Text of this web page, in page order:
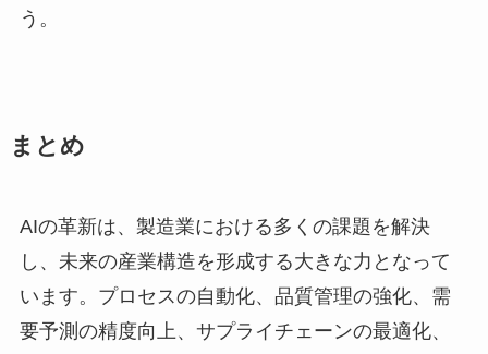
う。
まとめ
AIの革新は、製造業における多くの課題を解決
し、未来の産業構造を形成する大きな力となって
います。プロセスの自動化、品質管理の強化、需
要予測の精度向上、サプライチェーンの最適化、